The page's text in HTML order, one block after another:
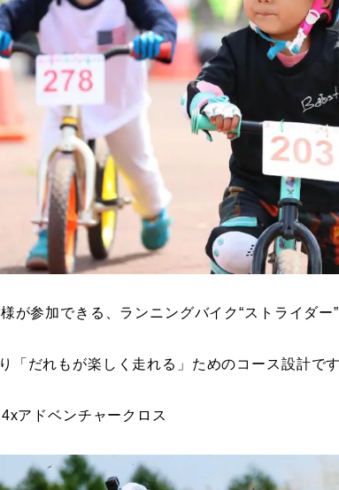
が参加できる、ランニングバイク“ストライダー
「だれもが楽しく走れる」ためのコース設計で
アドベンチャークロス